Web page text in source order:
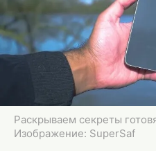
Раскрываем секреты
Изображение: SuperSaf